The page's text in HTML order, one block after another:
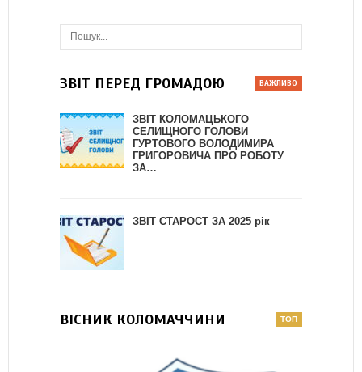
ЗВІТ ПЕРЕД ГРОМАДОЮ
ЗВІТ КОЛОМАЦЬКОГО
СЕЛИЩНОГО ГОЛОВИ
ГУРТОВОГО ВОЛОДИМИРА
ГРИГОРОВИЧА ПРО РОБОТУ
ЗА…
ЗВІТ СТАРОСТ ЗА 2025 рік
ВІСНИК КОЛОМАЧЧИНИ